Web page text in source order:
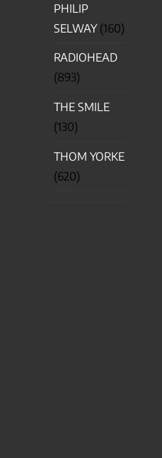
PHILIP
SELWAY(160)
RADIOHEAD
(893)
THE SMILE
(130)
THOM YORKE
(620)